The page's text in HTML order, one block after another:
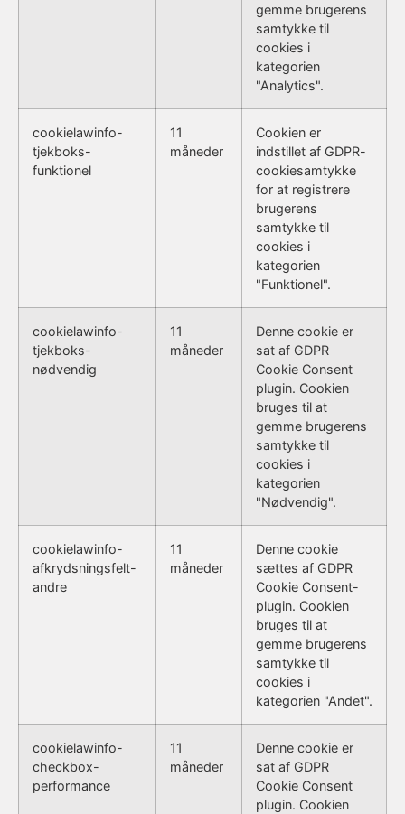
gemme brugerens
samtykke til
cookies i
kategorien
"Analytics".
cookielawinfo-
tjekboks-
funktionel
11
måneder
Cookien er
indstillet af GDPR-
cookiesamtykke
for at registrere
brugerens
samtykke til
cookies i
kategorien
"Funktionel".
cookielawinfo-
tjekboks-
nødvendig
11
måneder
Denne cookie er
sat af GDPR
Cookie Consent
plugin. Cookien
bruges til at
gemme brugerens
samtykke til
cookies i
kategorien
"Nødvendig".
cookielawinfo-
afkrydsningsfelt-
andre
11
måneder
Denne cookie
sættes af GDPR
Cookie Consent-
plugin. Cookien
bruges til at
gemme brugerens
samtykke til
cookies i
kategorien "Andet".
cookielawinfo-
checkbox-
performance
11
måneder
Denne cookie er
sat af GDPR
Cookie Consent
plugin. Cookien